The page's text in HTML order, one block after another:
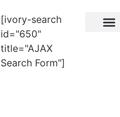
[ivory-search
id="650"
title="AJAX
Search Form"]